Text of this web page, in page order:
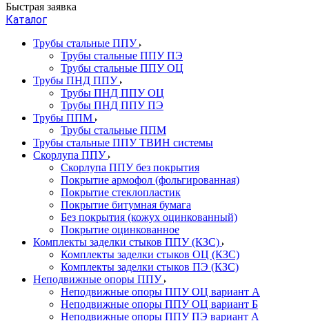
Быстрая заявка
Каталог
Трубы стальные ППУ
Трубы стальные ППУ ПЭ
Трубы стальные ППУ ОЦ
Трубы ПНД ППУ
Трубы ПНД ППУ ОЦ
Трубы ПНД ППУ ПЭ
Трубы ППМ
Трубы стальные ППМ
Трубы стальные ППУ ТВИН системы
Скорлупа ППУ
Скорлупа ППУ без покрытия
Покрытие армофол (фольгированная)
Покрытие стеклопластик
Покрытие битумная бумага
Без покрытия (кожух оцинкованный)
Покрытие оцинкованное
Комплекты заделки стыков ППУ (КЗС)
Комплекты заделки стыков ОЦ (КЗС)
Комплекты заделки стыков ПЭ (КЗС)
Неподвижные опоры ППУ
Неподвижные опоры ППУ ОЦ вариант А
Неподвижные опоры ППУ ОЦ вариант Б
Неподвижные опоры ППУ ПЭ вариант А